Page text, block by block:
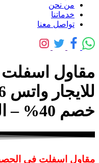
من نحن
خدماتنا
تواصل معنا
مقاول اسفلت
خصم 40% – الصفوة
مقاول اسفلت في